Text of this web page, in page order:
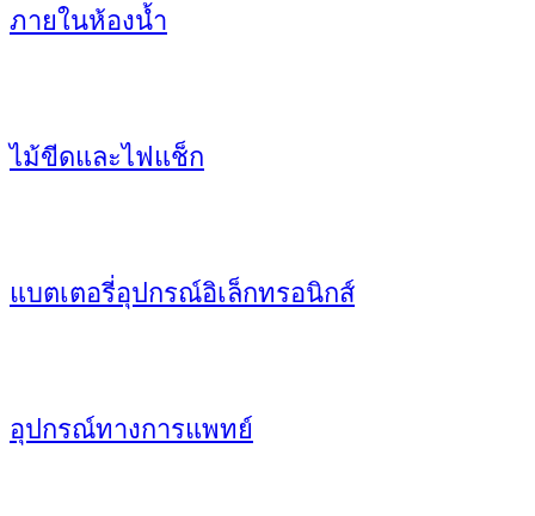
ภายในห้องน้ำ
ไม้ขีดและไฟแช็ก
แบตเตอรี่อุปกรณ์อิเล็กทรอนิกส์
อุปกรณ์ทางการแพทย์